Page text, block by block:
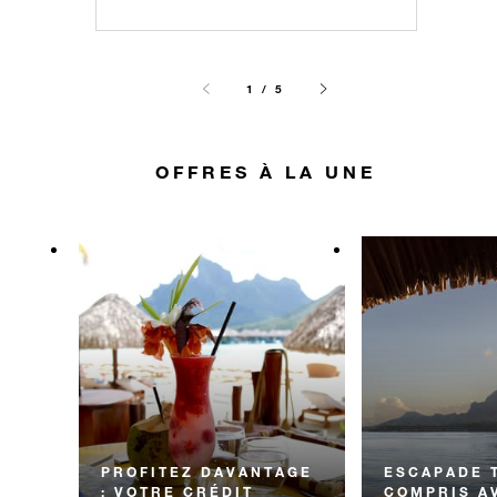
1 / 5
OFFRES À LA UNE
PROFITEZ DAVANTAGE
: VOTRE CRÉDIT
ESCAPADE
COMPRIS